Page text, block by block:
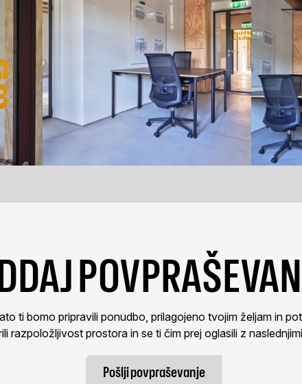
ti bomo pripravili ponudbo, prilagojeno tvojim željam in
razpoložljivost prostora in se ti čim prej oglasili z
Pošlji povpraševanje